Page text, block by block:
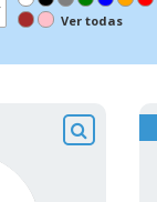
Ver todas